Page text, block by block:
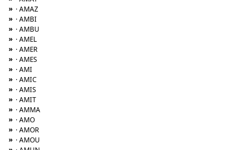
» · AMAZ
» · AMBI
» · AMBU
» · AMEL
» · AMER
» · AMES
» · AMI
» · AMIC
» · AMIS
» · AMIT
» · AMMA
» · AMO
» · AMOR
» · AMOU